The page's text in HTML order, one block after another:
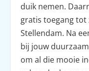
duik nemen.
gratis toegang tot
Stellendam. Na
bij jouw
om al die mooie